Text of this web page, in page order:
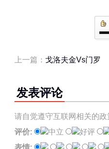
上一篇： 戈洛夫金Vs门罗
发表评论
请自觉遵守互联网相关的
评价:
中立 好评
表情: